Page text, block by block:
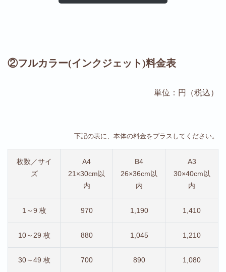
②フルカラー(インクジェット)料金表
単位：円（税込）
下記の表に、本体の料金をプラスしてください。
枚数／サイ
ズ
A4
21×30cm以
内
B4
26×36cm以
内
A3
30×40cm以
内
1～9 枚 970 1,190 1,410
10～29 枚 880 1,045 1,210
30～49 枚 700 890 1,080